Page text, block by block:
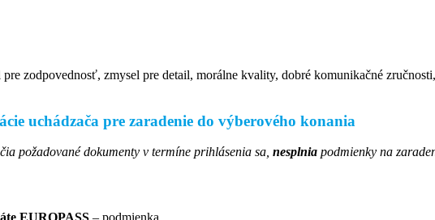
zodpovednosť, zmysel pre detail, morálne kvality, dobré komunikačné
uchádzača pre zaradenie do výberového konania
požadované dokumenty v termíne prihlásenia sa,nesplnia podmienky na